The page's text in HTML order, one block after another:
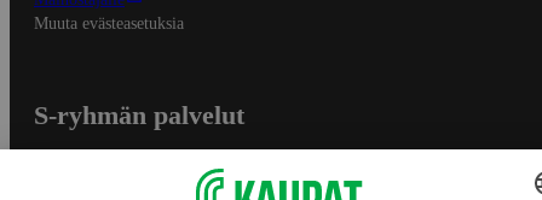
Muuta evästeasetuksia
S-ryhmän palvelut